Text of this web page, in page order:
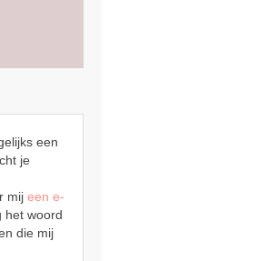
een
je
mij een e-
het woord
die mij